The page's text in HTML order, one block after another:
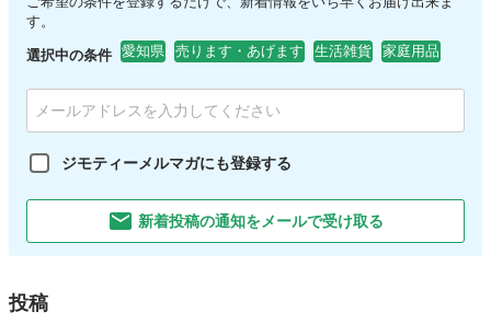
す。
選択中の条件 愛知県 売ります・あげます 生活雑貨 家庭用品
ジモティーメルマガにも登録する
新着投稿の通知をメールで受け取る
投稿